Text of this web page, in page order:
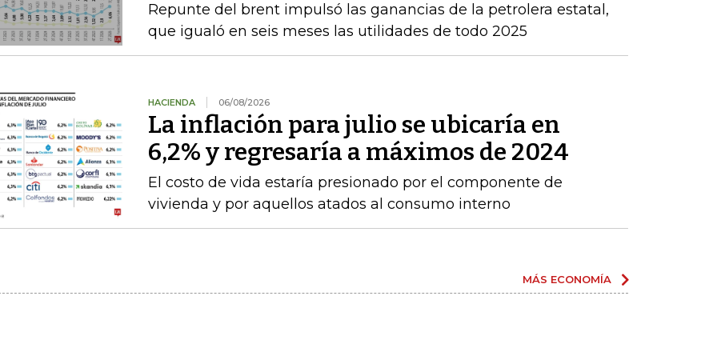
Repunte del brent impulsó las ganancias de la petrolera estatal,
que igualó en seis meses las utilidades de todo 2025
HACIENDA 06/08/2026
La inflación para julio se ubicaría en
6,2% y regresaría a máximos de 2024
El costo de vida estaría presionado por el componente de
vivienda y por aquellos atados al consumo interno
MÁS ECONOMÍA